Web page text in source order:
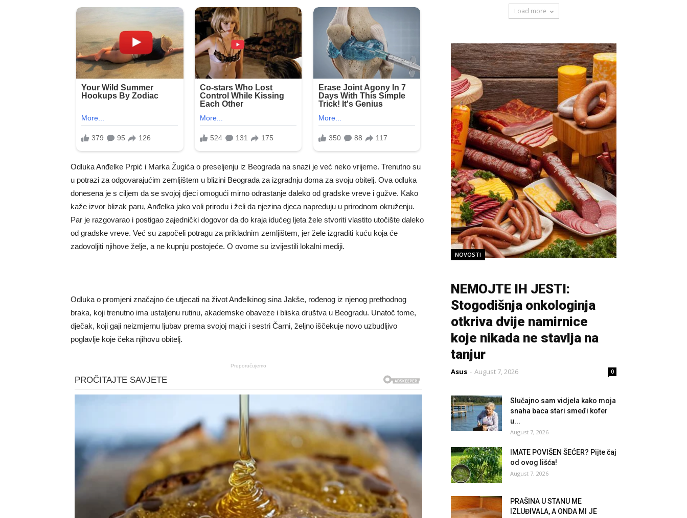
Odluka Anđelke Prpić i Marka Žugića o preseljenju iz Beograda na snazi ​​je već neko vrijeme. Trenutno su
u potrazi za odgovarajućim zemljištem u blizini Beograda za izgradnju doma za svoju obitelj. Ova odluka
donesena je s ciljem da se svojoj djeci omogući mirno odrastanje daleko od gradske vreve i gužve. Kako
kaže izvor blizak paru, Anđelka jako voli prirodu i želi da njezina djeca napreduju u prirodnom okruženju.
Par je razgovarao i postigao zajednički dogovor da do kraja idućeg ljeta žele stvoriti vlastito utočište daleko
od gradske vreve. Već su započeli potragu za prikladnim zemljištem, jer žele izgraditi kuću koja će
zadovoljiti njihove želje, a ne kupnju postojeće. O ovome su izvijestili lokalni mediji.
Odluka o promjeni značajno će utjecati na život Anđelkinog sina Jakše, rođenog iz njenog prethodnog
braka, koji trenutno ima ustaljenu rutinu, akademske obaveze i bliska društva u Beogradu. Unatoč tome,
dječak, koji gaji neizmjernu ljubav prema svojoj majci i sestri Čarni, željno iščekuje novo uzbudljivo
poglavlje koje čeka njihovu obitelj.
Preporučujemo
Load more
NOVOSTI
NEMOJTE IH JESTI:
Stogodišnja onkologinja
otkriva dvije namirnice
koje nikada ne stavlja na
tanjur
Asus - August 7, 2026 0
Slučajno sam vidjela kako moja
snaha baca stari smeđi kofer
u...
August 7, 2026
IMATE POVIŠEN ŠEĆER? Pijte čaj
od ovog lišća!
August 7, 2026
PRAŠINA U STANU ME
IZLUĐIVALA, A ONDA MI JE